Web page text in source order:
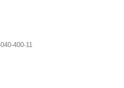
400-11